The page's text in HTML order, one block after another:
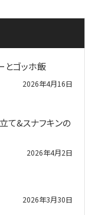
とゴッホ飯
2026年4月16日
て&スナフキンの
2026年4月2日
2026年3月30日